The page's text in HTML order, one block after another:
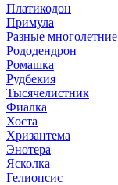
Платикодон
Примула
Разные многолетние
Рододендрон
Ромашка
Рудбекия
Тысячелистник
Фиалка
Хоста
Хризантема
Энотера
Ясколка
Гелиопсис